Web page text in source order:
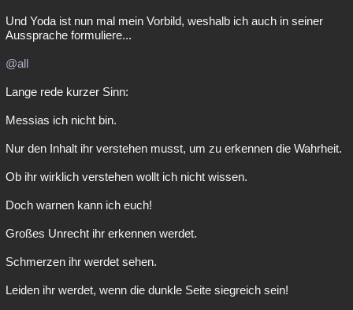
Und Yoda ist nun mal mein Vorbild, weshalb ich auch in seiner
Aussprache formuliere...
@all
Lange rede kurzer Sinn:
Messias ich nicht bin.
Nur den Inhalt ihr verstehen musst, um zu erkennen die Wahrheit.
Ob ihr wirklich verstehen wollt ich nicht wissen.
Doch warnen kann ich euch!
Großes Unrecht ihr erkennen werdet.
Schmerzen ihr werdet sehen.
Leiden ihr werdet, wenn die dunkle Seite siegreich sein!